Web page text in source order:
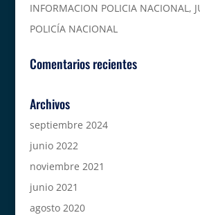
INFORMACION POLICIA NACIONAL,
POLICÍA NACIONAL
Comentarios recientes
Archivos
septiembre 2024
junio 2022
noviembre 2021
junio 2021
agosto 2020